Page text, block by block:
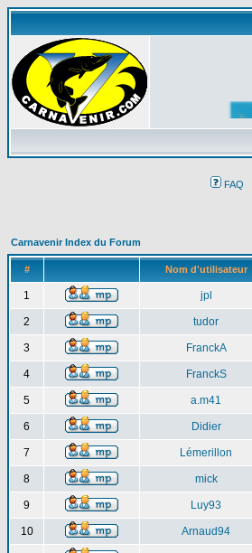
FAQ
Carnavenir Index du Forum
# Nom d'utilisateur
1 jpl
2 tudor
3 FranckA
4 FranckS
5 a.m41
6 Didier
7 Lémerillon
8 mick
9 Luy93
10 Arnaud94